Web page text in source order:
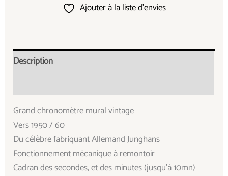
Ajouter à la liste d’envies
Description
Grand chronomètre mural vintage
Vers 1950 / 60
Du célèbre fabriquant Allemand Junghans
Fonctionnement mécanique à remontoir
Cadran des secondes, et des minutes (jusqu’à 10mn)